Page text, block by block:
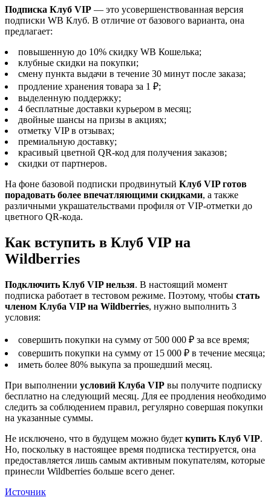
Подписка Клуб VIP — это усовершенствованная версия
подписки WB Клуб. В отличие от базового варианта, она
предлагает:
повышенную до 10% скидку WB Кошелька;
клубные скидки на покупки;
смену пункта выдачи в течение 30 минут после заказа;
продление хранения товара за 1 ₽;
выделенную поддержку;
4 бесплатные доставки курьером в месяц;
двойные шансы на призы в акциях;
отметку VIP в отзывах;
премиальную доставку;
красивый цветной QR-код для получения заказов;
скидки от партнеров.
На фоне базовой подписки продвинутый Клуб VIP готов
порадовать более впечатляющими скидками, а также
различными украшательствами профиля от VIP-отметки до
цветного QR-кода.
Как вступить в Клуб VIP на
Wildberries
Подключить Клуб VIP нельзя. В настоящий момент
подписка работает в тестовом режиме. Поэтому, чтобы стать
членом Клуба VIP на Wildberries, нужно выполнить 3
условия:
совершить покупки на сумму от 500 000 ₽ за все время;
совершить покупки на сумму от 15 000 ₽ в течение месяца;
иметь более 80% выкупа за прошедший месяц.
При выполнении условий Клуба VIP вы получите подписку
бесплатно на следующий месяц. Для ее продления необходимо
следить за соблюдением правил, регулярно совершая покупки
на указанные суммы.
Не исключено, что в будущем можно будет купить Клуб VIP.
Но, поскольку в настоящее время подписка тестируется, она
предоставляется лишь самым активным покупателям, которые
принесли Wildberries больше всего денег.
Источник